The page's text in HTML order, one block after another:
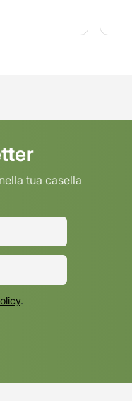
tua casella
.